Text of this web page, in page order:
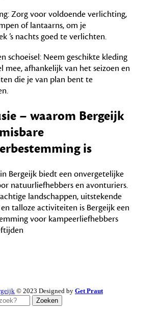
Zorg voor voldoende verlichting,
of lantaarns, om je
’s nachts goed te verlichten.
schoeisel: Neem geschikte kleding
mee, afhankelijk van het seizoen en
die je van plan bent te
– waarom Bergeijk
is
Bergeijk biedt een onvergetelijke
natuurliefhebbers en avonturiers.
landschappen, uitstekende
talloze activiteiten is Bergeijk een
voor kampeerliefhebbers
© 2023 Designed by Get Praut
Zoeken